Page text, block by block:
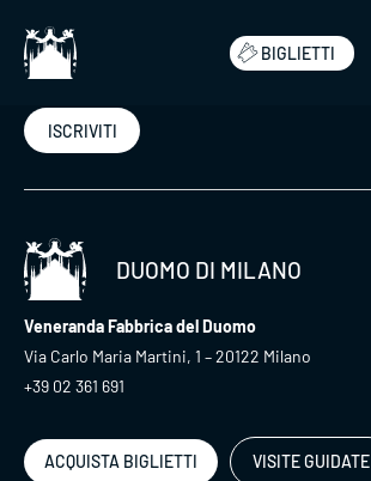
BIGLIETTI
Iscriviti alla nostra newsletter
ISCRIVITI
DUOMO DI MILANO
Veneranda Fabbrica del Duomo
Via Carlo Maria Martini, 1 – 20122 Milano
+39 02 361 691
ACQUISTA BIGLIETTI VISITE GUIDATE